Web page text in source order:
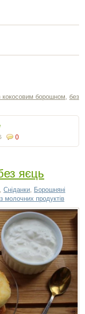
кокосовим борошном, без
0
яєць
, Сніданки, Борошняні
молочних продуктів